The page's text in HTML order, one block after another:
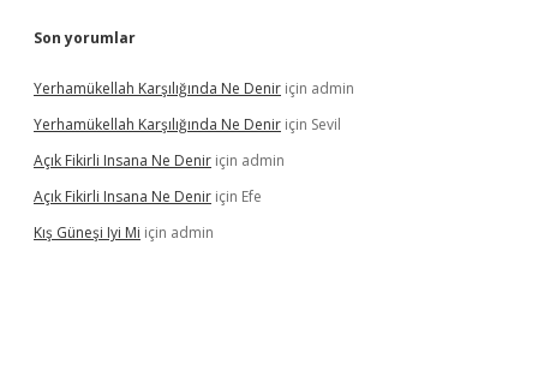
Son yorumlar
Yerhamükellah Karşılığında Ne Denir için admin
Yerhamükellah Karşılığında Ne Denir için Sevil
Açık Fikirli Insana Ne Denir için admin
Açık Fikirli Insana Ne Denir için Efe
Kış Güneşi Iyi Mi için admin